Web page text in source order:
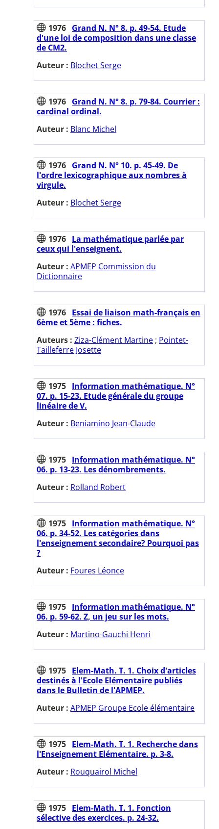
1976 Grand N. N° 8. p. 49-54. Etude
d'une loi de composition dans une classe
de CM2.
Auteur : Blochet Serge
1976 Grand N. N° 8. p. 79-84. Courrier :
cardinal ordinal.
Auteur : Blanc Michel
1976 Grand N. N° 10. p. 45-49. De
l'ordre lexicographique aux nombres à
virgule.
Auteur : Blochet Serge
1976 La mathématique parlée par
ceux qui l'enseignent.
Auteur : APMEP Commission du
Dictionnaire
1976 Essai de liaison math-français en
6ème et 5ème : fiches.
Auteurs : Ziza-Clément Martine ; Pointet-
Tailleferre Josette
1975 Information mathématique. N°
07. p. 15-23. Etude générale du groupe
linéaire de V.
Auteur : Beniamino Jean-Claude
1975 Information mathématique. N°
06. p. 13-23. Les dénombrements.
Auteur : Rolland Robert
1975 Information mathématique. N°
06. p. 34-52. Les catégories dans
l'enseignement secondaire? Pourquoi pas
?
Auteur : Foures Léonce
1975 Information mathématique. N°
06. p. 59-62. Z, un jeu sur les mots.
Auteur : Martino-Gauchi Henri
1975 Elem-Math. T. 1. Choix d'articles
destinés à l'Ecole Elémentaire publiés
dans le Bulletin de l'APMEP.
Auteur : APMEP Groupe Ecole élémentaire
1975 Elem-Math. T. 1. Recherche dans
l'Enseignement Elémentaire. p. 3-8.
Auteur : Rouquairol Michel
1975 Elem-Math. T. 1. Fonction
sélective des exercices. p. 24-32.